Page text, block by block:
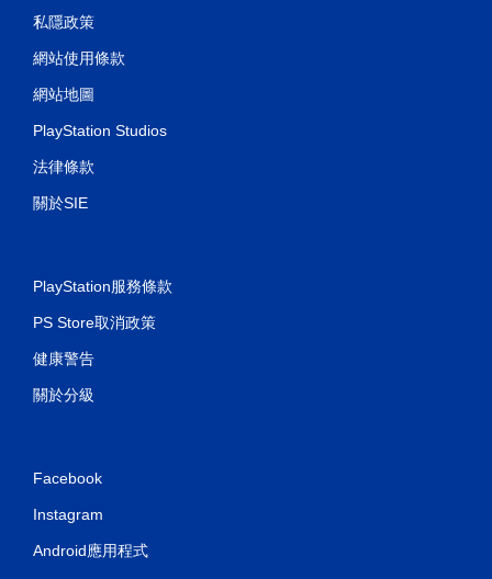
私隱政策
網站使用條款
網站地圖
PlayStation Studios
法律條款
關於SIE
PlayStation服務條款
PS Store取消政策
健康警告
關於分級
Facebook
Instagram
Android應用程式